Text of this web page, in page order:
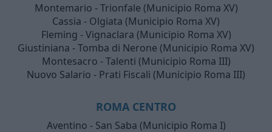
Montemario - Trionfale (Municipio Roma XV)
Cassia - Olgiata (Municipio Roma XV)
Fleming - Vignaclara (Municipio Roma XV)
Giustiniana - Tomba di Nerone (Municipio Roma XV)
Montesacro - Talenti (Municipio Roma III)
Nuovo Salario - Prati Fiscali (Municipio Roma III)
ROMA CENTRO
Aventino - San Saba (Municipio Roma I)